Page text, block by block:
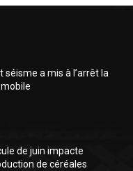
séisme a mis à l’arrêt la
de juin impacte
de céréales